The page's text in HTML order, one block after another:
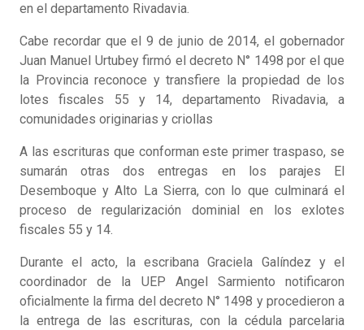
en el departamento Rivadavia.
Cabe recordar que el 9 de junio de 2014, el gobernador
Juan Manuel Urtubey firmó el decreto N° 1498 por el que
la Provincia reconoce y transfiere la propiedad de los
lotes fiscales 55 y 14, departamento Rivadavia, a
comunidades originarias y criollas
A las escrituras que conforman este primer traspaso, se
sumarán otras dos entregas en los parajes El
Desemboque y Alto La Sierra, con lo que culminará el
proceso de regularización dominial en los exlotes
fiscales 55 y 14.
Durante el acto, la escribana Graciela Galíndez y el
coordinador de la UEP Angel Sarmiento notificaron
oficialmente la firma del decreto N° 1498 y procedieron a
la entrega de las escrituras, con la cédula parcelaria